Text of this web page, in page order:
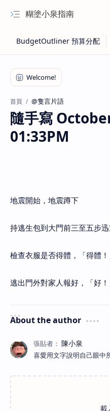
糊塗小泉指南
首頁 @隻言片語
隨手寫
01:33PM
地震開始，地震蹲下
持逃生包到大門前三至五步
檢查衣服是否得體，「得體！
逃出門外對家人報好，「好！
About the author
喜愛用文字說明自己眼中